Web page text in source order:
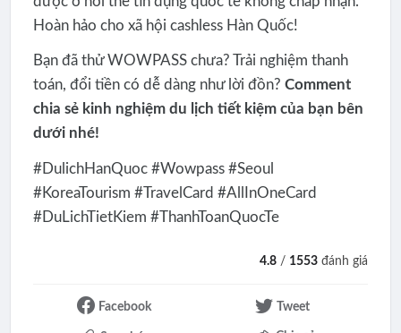
Hoàn hảo cho xã hội cashless Hàn Quốc!
Bạn đã thử WOWPASS chưa? Trải nghiệm thanh
toán, đổi tiền có dễ dàng như lời đồn? Comment
chia sẻ kinh nghiệm du lịch tiết kiệm của bạn bên
dưới nhé!
#DulichHanQuoc #Wowpass #Seoul
#KoreaTourism #TravelCard #AllInOneCard
#DuLichTietKiem #ThanhToanQuocTe
4.8 / 1553 đánh giá
Facebook Tweet